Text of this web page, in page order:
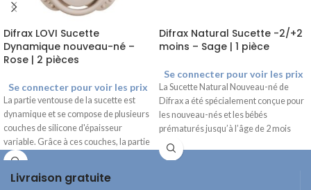
Difrax LOVI Sucette
Dynamique nouveau-né –
Rose | 2 pièces
Se connecter pour voir les prix
La partie ventouse de la sucette est
dynamique et se compose de plusieurs
couches de silicone d'épaisseur
variable. Grâce à ces couches, la partie
supérieure de la partie suceuse se
naturelle du bébé. Convient aux bébés
Difrax Natural Sucette -2/+2
moins – Sage | 1 pièce
Se connecter pour voir les prix
La Sucette Natural Nouveau-né de
Difrax a été spécialement conçue pour
les nouveau-nés et les bébés
prématurés jusqu’à l’âge de 2 mois
environ. La téterelle douce et
symétrique est faite en silicone et
Livraison gratuite